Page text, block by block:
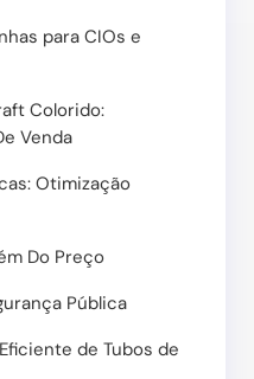
para CIOs e
Colorido:
Venda
Otimização
Do Preço
Pública
de Tubos de